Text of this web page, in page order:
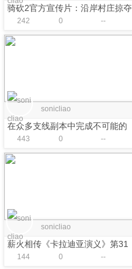
骑砍2官方宣传片：沿岸村庄掠夺
玩法现已推出！
242 0 --
sonicliao
在众多支线副本中完成不可能的
挑战！万智牌背景的战团
MOD《瓦斯纳世界》上线！
443 0 --
sonicliao
薪火相传《卡拉迪亚演义》第31
集【骑砍2动画电影】
144 0 --